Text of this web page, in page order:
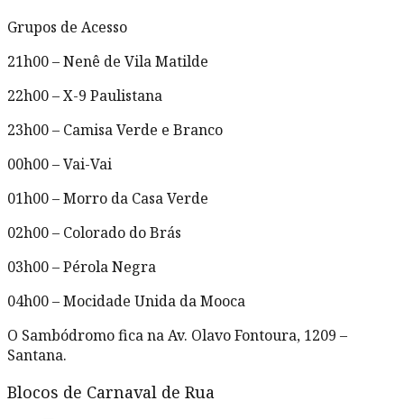
Grupos de Acesso
21h00 – Nenê de Vila Matilde
22h00 – X-9 Paulistana
23h00 – Camisa Verde e Branco
00h00 – Vai-Vai
01h00 – Morro da Casa Verde
02h00 – Colorado do Brás
03h00 – Pérola Negra
04h00 – Mocidade Unida da Mooca
O Sambódromo fica na Av. Olavo Fontoura, 1209 –
Santana.
Blocos de Carnaval de Rua